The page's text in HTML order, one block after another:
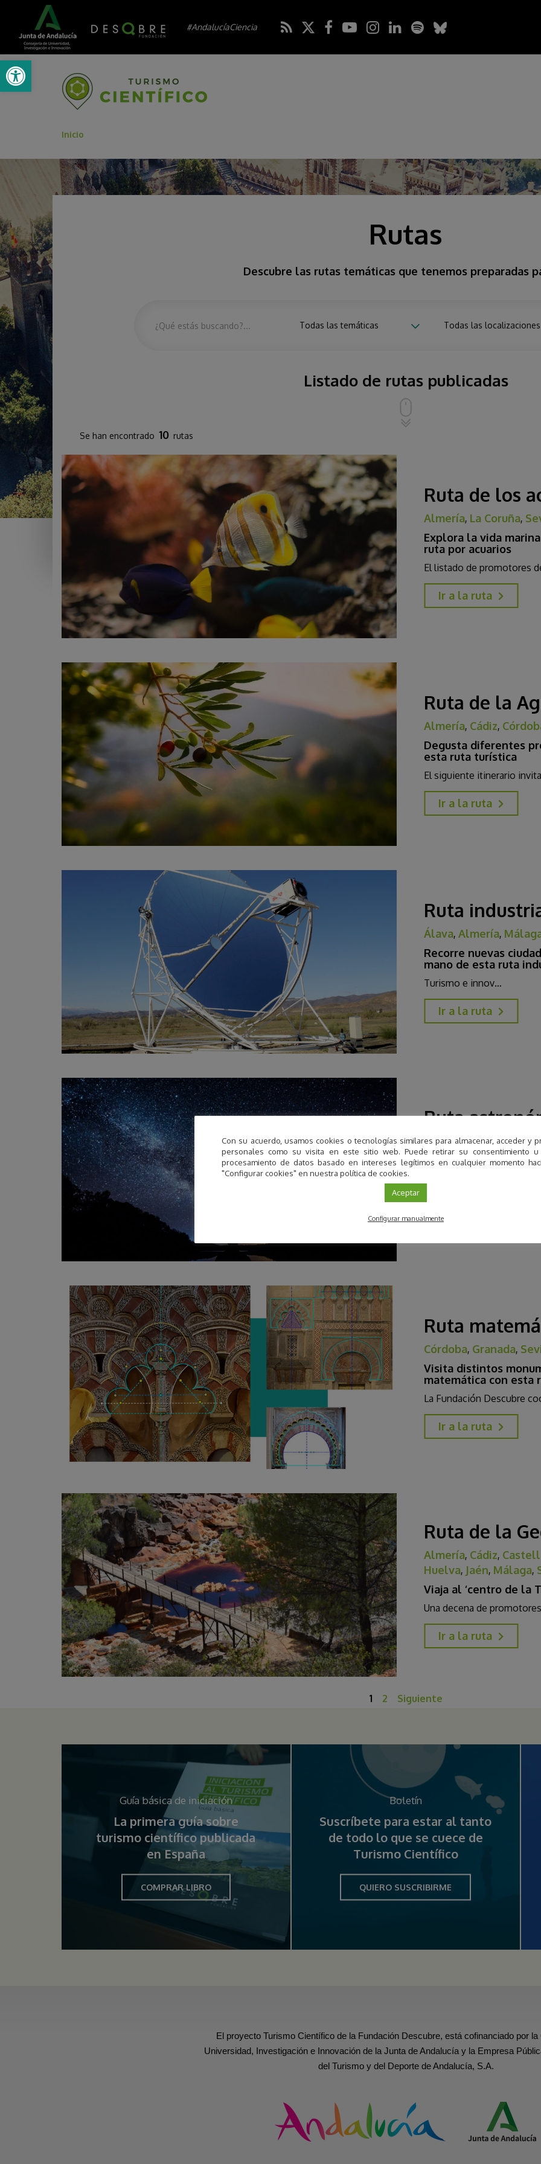
Abrir barra de herramientas
#AndalucíaCiencia
Inicio
Rutas
Descubre las rutas temáticas que tenemos preparadas
Todas las temáticas Todas las localizaciones
Listado de rutas publicadas
Se han encontrado 10 rutas
Ruta de los
Almería, La Coruña,
Explora la vida
ruta por acuarios
El listado de promotores
Ir a la ruta
Ruta de la
Almería, Cádiz,
Degusta diferentes
esta ruta turística
El siguiente itinerario
Ir a la ruta
Ruta
Álava, Almería,
Recorre nuevas
mano de esta ruta
Turismo e innov…
Ir a la ruta
Ruta
Almería,Cádiz,Ciudad
Descubre el cielo de
Un total de 21
Ir a la ruta
Ruta
Córdoba, Granada,
Visita distintos
matemática con esta
La Fundación Descubre
Ir a la ruta
Ruta de la
Almería, Cádiz,
Huelva, Jaén, Málaga,
Viaja al ‘centro de la
Una decena de
Ir a la ruta
1 2 Siguiente
Guía básica de iniciación
La primera guía sobre
turismo científico publicada
en España
COMPRAR LIBRO
Boletín
Suscríbete para estar al tanto
de todo lo que se cuece de
Turismo Científico
QUIERO SUSCRIBIRME
El proyecto Turismo Científico de la Fundación Descubre, está cofinanciado por
Universidad, Investigación e Innovación de la Junta de Andalucía y la Empresa
del Turismo y del Deporte de Andalucía, S.A.
Con su acuerdo, usamos cookies o tecnologías similares para almacenar, acceder y
personales como su visita en este sitio web. Puede retirar su consentimiento
procesamiento de datos basado en intereses legítimos en cualquier momento
"Configurar cookies" en nuestra política de cookies.
Aceptar
Configurar manualmente